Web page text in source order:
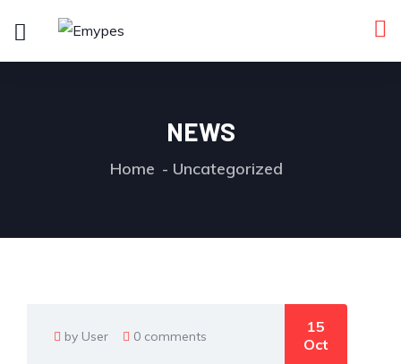
NEWS
Home Uncategorized
by User 0 comments
15
Oct